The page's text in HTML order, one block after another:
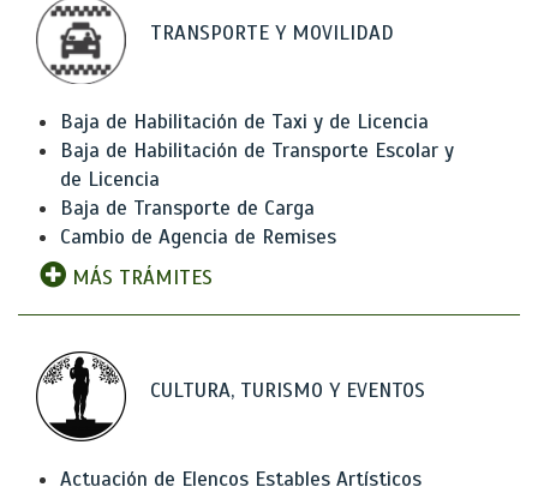
TRANSPORTE Y MOVILIDAD
Baja de Habilitación de Taxi y de Licencia
Baja de Habilitación de Transporte Escolar y
de Licencia
Baja de Transporte de Carga
Cambio de Agencia de Remises
MÁS TRÁMITES
CULTURA, TURISMO Y EVENTOS
Actuación de Elencos Estables Artísticos